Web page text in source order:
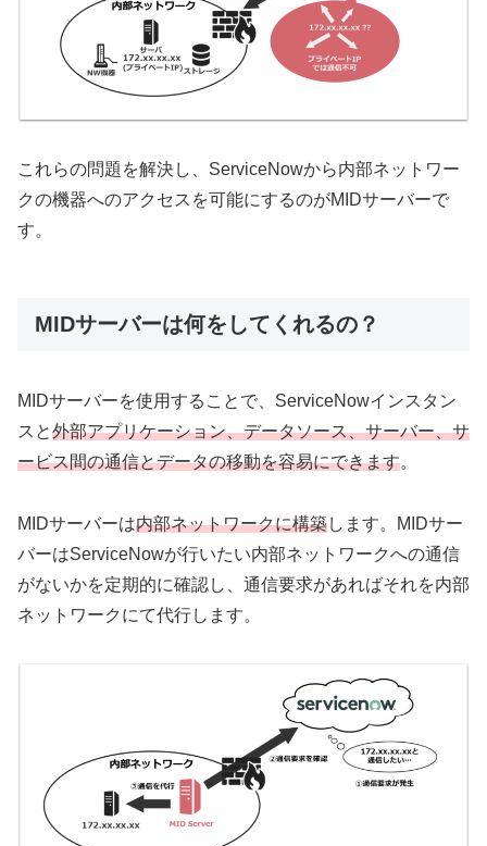
これらの問題を解決し、ServiceNowから内部ネットワー
クの機器へのアクセスを可能にするのがMIDサーバーで
す。
MIDサーバーは何をしてくれるの？
MIDサーバーを使用することで、ServiceNowインスタン
スと外部アプリケーション、データソース、サーバー、サ
ービス間の通信とデータの移動を容易にできます。
MIDサーバーは内部ネットワークに構築します。MIDサー
バーはServiceNowが行いたい内部ネットワークへの通信
がないかを定期的に確認し、通信要求があればそれを内部
ネットワークにて代行します。